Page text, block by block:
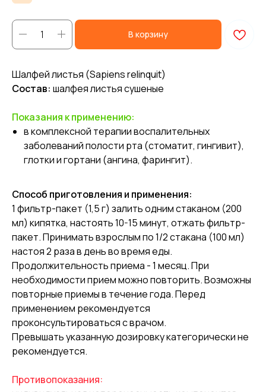
В корзину
Шалфей листья (Sapiens relinquit)
Состав: шалфея листья сушеные
Показания к применению:
в комплексной терапии воспалительных
заболеваний полости рта (стоматит, гингивит),
глотки и гортани (ангина, фарингит).
Способ приготовления и применения:
1 фильтр-пакет (1,5 г) залить одним стаканом (200
мл) кипятка, настоять 10-15 минут, отжать фильтр-
пакет. Принимать взрослым по 1/2 стакана (100 мл)
настоя 2 раза в день во время еды.
Продолжительность приема - 1 месяц. При
необходимости прием можно повторить. Возможны
повторные приемы в течение года. Перед
применением рекомендуется
проконсультироваться с врачом.
Превышать указанную дозировку категорически не
рекомендуется.
Противопоказания: